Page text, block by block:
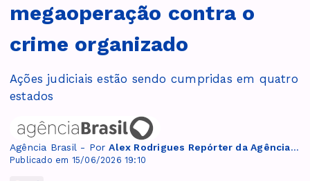
megaoperação contra o
crime organizado
Ações judiciais estão sendo cumpridas em quatro
estados
Agência Brasil - PorAlex Rodrigues Repórter da Agência Brasil
Publicado em 15/06/2026 19:10